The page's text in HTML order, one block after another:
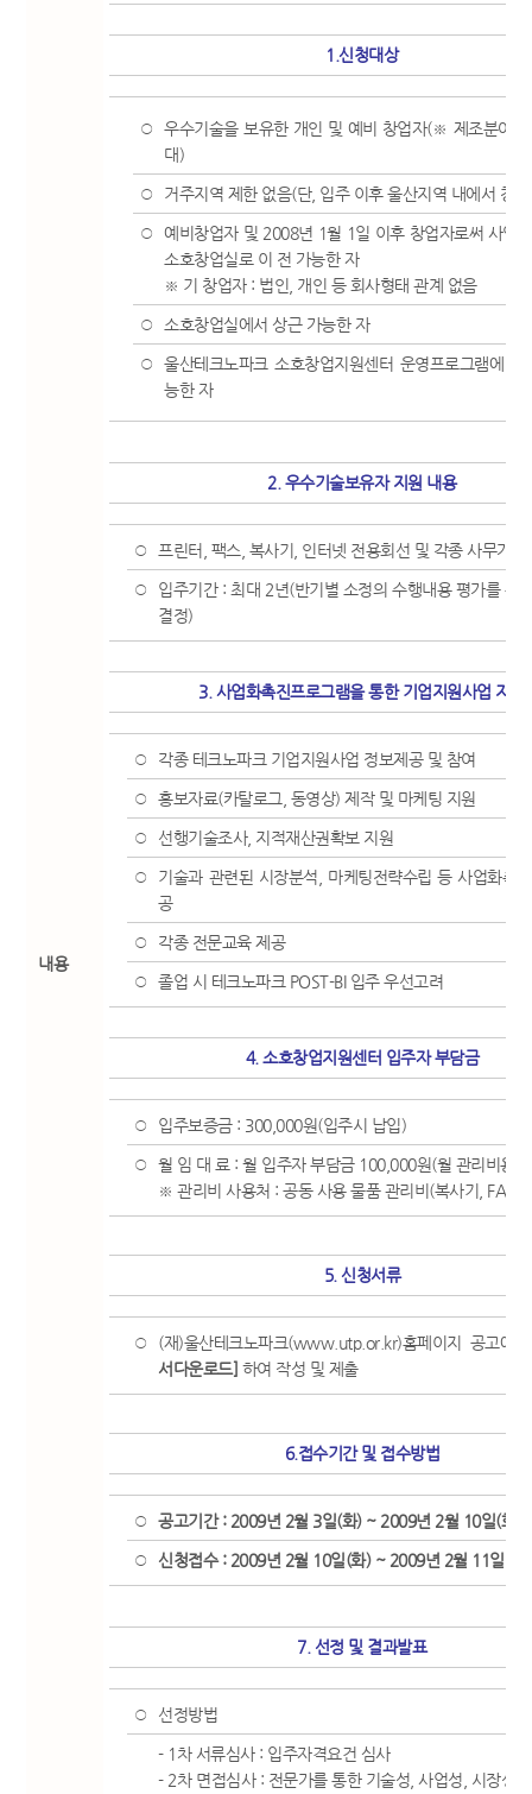
내용
1.신청대상
○
우수기술을 보유한 개인 및 예비 창업자(※ 제조분야
대)
○ 거주지역 제한 없음(단, 입주 이후 울산지역 내에서 창
○
예비창업자 및 2008년 1월 1일 이후 창업자로써 사업
소호창업실로 이 전 가능한 자
※ 기 창업자 : 법인, 개인 등 회사형태 관계 없음
○ 소호창업실에서 상근 가능한 자
○
울산테크노파크 소호창업지원센터 운영프로그램에 적
능한 자
2. 우수기술보유자 지원 내용
○ 프린터, 팩스, 복사기, 인터넷 전용회선 및 각종 사무가구
○
입주기간 : 최대 2년(반기별 소정의 수행내용 평가를 통
결정)
3. 사업화촉진프로그램을 통한 기업지원사업 지원
○ 각종 테크노파크 기업지원사업 정보제공 및 참여
○ 홍보자료(카탈로그, 동영상) 제작 및 마케팅 지원
○ 선행기술조사, 지적재산권확보 지원
○
기술과 관련된 시장분석, 마케팅전략수립 등 사업화촉
공
○ 각종 전문교육 제공
○ 졸업 시 테크노파크 POST-BI 입주 우선고려
4. 소호창업지원센터 입주자 부담금
○ 입주보증금 : 300,000원(입주시 납입)
○
월 임 대 료 : 월 입주자 부담금 100,000원(월 관리비용
※ 관리비 사용처 : 공동 사용 물품 관리비(복사기, FAX
5. 신청서류
○
(재)울산테크노파크(www.utp.or.kr)홈페이지 공고에
서다운로드] 하여 작성 및 제출
6.접수기간 및 접수방법
○ 공고기간 : 2009년 2월 3일(화) ~ 2009년 2월 10일(화)
○ 신청접수 : 2009년 2월 10일(화) ~ 2009년 2월 11일(목)
7. 선정 및 결과발표
○ 선정방법
- 1차 서류심사 : 입주자격요건 심사
- 2차 면접심사 : 전문가를 통한 기술성, 사업성, 시장성,